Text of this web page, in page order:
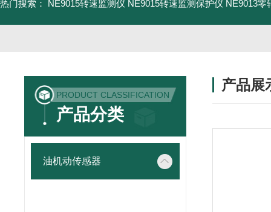
热门搜索： NE9015转速监测仪 NE9015转速监测保护仪 NE9013零
PRODUCT CLASSIFICATION
产品分类
油机动传感器
产品展